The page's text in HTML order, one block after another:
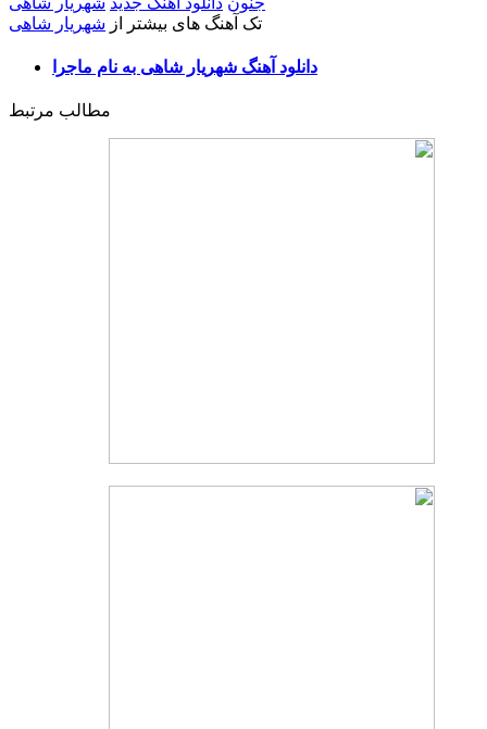
تک آهنگ های بیشتر از شهریار شاهی
دانلود آهنگ شهریار شاهی به نام ماجرا
مطالب مرتبط